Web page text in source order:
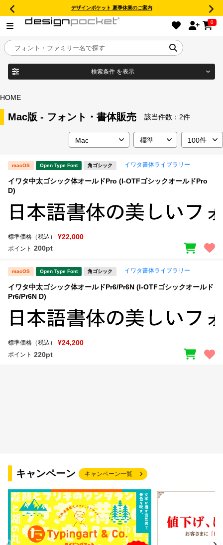
デザインポケット 夏季休業のご案内
0
目的別フォントガイド
年間ライセンス商品
カート
マイページ
お気に入り
ご利用ガイド
検索条件 を表示
フォント形式
タイプフェイス
明朝体
丸ゴシック
宋朝体 清朝体
草書体 勘亭流
文字種類
価格帯
〜
HOME
Mac版 - フォント・書体販売 該当件数： 2件
macOS Open Type Font 角ゴシック イワタ書体ライブラリー
イワタ中太ゴシック体オールドPro (I-OTFゴシックオールドPro
D)
標準価格（税込） ¥22,000
ポイント 200pt
macOS Open Type Font 角ゴシック イワタ書体ライブラリー
イワタ中太ゴシック体オールドPr6/Pr6N (I-OTFゴシックオールド
Pr6/Pr6N D)
標準価格（税込） ¥24,200
ポイント 220pt
キャンペーン キャンペーン一覧